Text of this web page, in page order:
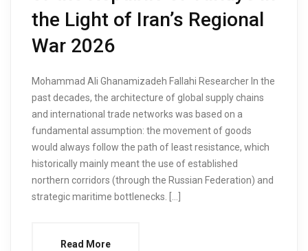
the Light of Iran’s Regional
War 2026
Mohammad Ali Ghanamizadeh Fallahi Researcher In the
past decades, the architecture of global supply chains
and international trade networks was based on a
fundamental assumption: the movement of goods
would always follow the path of least resistance, which
historically mainly meant the use of established
northern corridors (through the Russian Federation) and
strategic maritime bottlenecks. […]
Read More